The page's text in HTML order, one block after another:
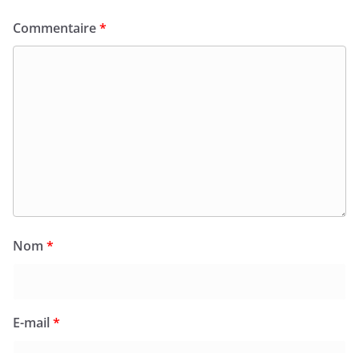
Commentaire*
Nom *
E-mail*